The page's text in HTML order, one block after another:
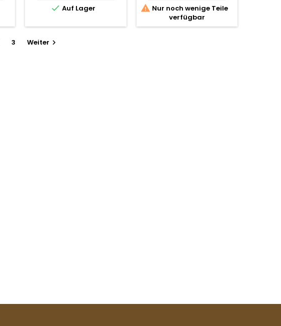
 Auf Lager  Nur noch wenige Teile
verfügbar
3 Weiter 